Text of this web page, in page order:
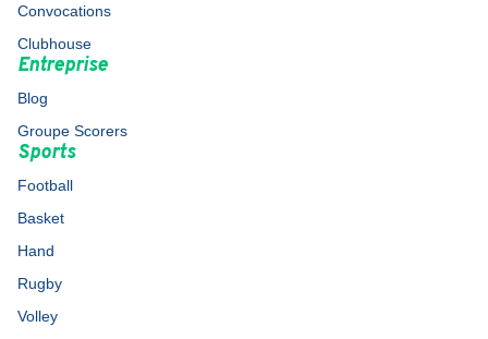
Convocations
Clubhouse
Entreprise
Blog
Groupe Scorers
Sports
Football
Basket
Hand
Rugby
Volley